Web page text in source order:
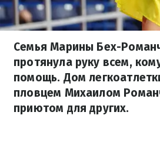
Семья Марины Бех-
протянула руку всем,
помощь. Дом
пловцем Михаилом
приютом для других.